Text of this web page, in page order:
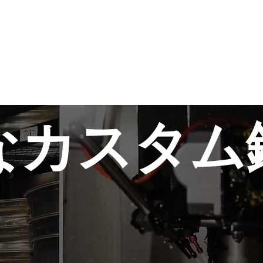
カスタム